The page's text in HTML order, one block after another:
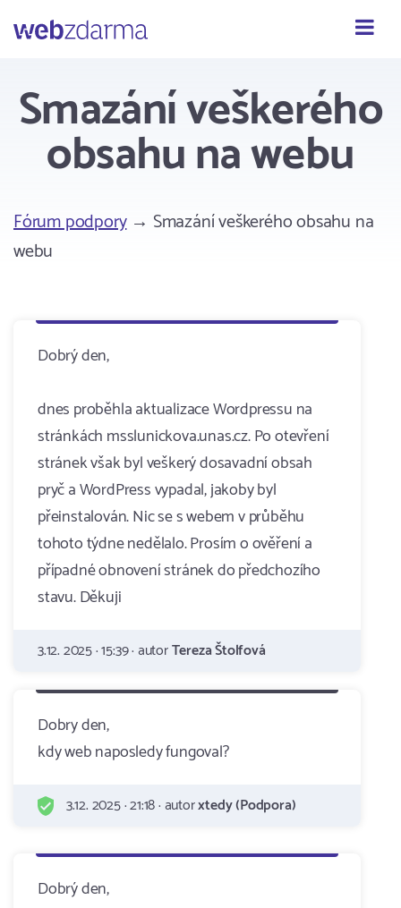
Webzdarma
Smazání veškerého
obsahu na webu
Fórum podpory→ Smazání veškerého obsahu na
webu
Dobrý den,
dnes proběhla aktualizace Wordpressu na
stránkách msslunickova.unas.cz. Po otevření
stránek však byl veškerý dosavadní obsah
pryč a WordPress vypadal, jakoby byl
přeinstalován. Nic se s webem v průběhu
tohoto týdne nedělalo. Prosím o ověření a
případné obnovení stránek do předchozího
stavu. Děkuji
3.12. 2025 · 15:39 · autorTereza Štolfová
Dobry den,
kdy web naposledy fungoval?
3.12. 2025 · 21:18 · autorxtedy (Podpora)
Dobrý den,